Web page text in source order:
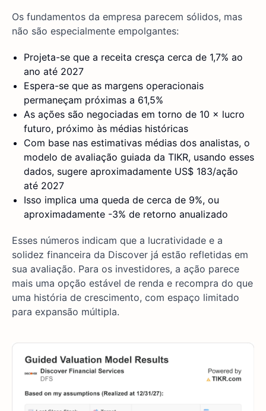
Os fundamentos da empresa parecem sólidos, mas
não são especialmente empolgantes:
Projeta-se que a receita cresça cerca de 1,7% ao
ano até 2027
Espera-se que as margens operacionais
permaneçam próximas a 61,5%
As ações são negociadas em torno de 10 × lucro
futuro, próximo às médias históricas
Com base nas estimativas médias dos analistas, o
modelo de avaliação guiada da TIKR, usando esses
dados, sugere aproximadamente US$ 183/ação
até 2027
Isso implica uma queda de cerca de 9%, ou
aproximadamente -3% de retorno anualizado
Esses números indicam que a lucratividade e a
solidez financeira da Discover já estão refletidas em
sua avaliação. Para os investidores, a ação parece
mais uma opção estável de renda e recompra do que
uma história de crescimento, com espaço limitado
para expansão múltipla.